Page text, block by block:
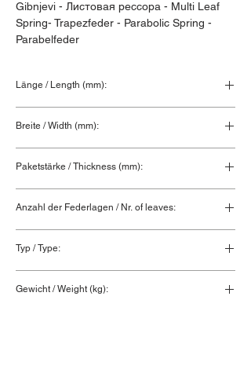
Gibnjevi - Листовая рессора - Multi Leaf
Spring- Trapezfeder - Parabolic Spring -
Parabelfeder
Länge / Length (mm):
Breite / Width (mm):
Paketstärke / Thickness (mm):
Anzahl der Federlagen / Nr. of leaves:
Typ / Type:
Gewicht / Weight (kg):